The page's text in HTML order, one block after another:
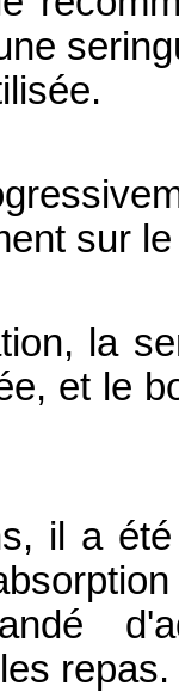
sur
la
et le
il a
repas.